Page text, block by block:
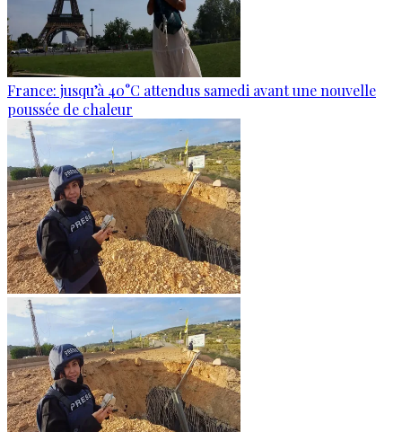
France: jusqu’à 40°C attendus samedi avant une nouvelle
poussée de chaleur